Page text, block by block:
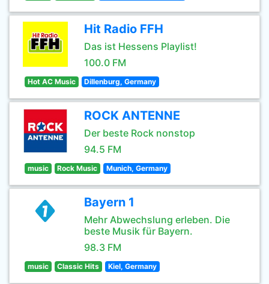
Hit Radio FFH
Das ist Hessens Playlist!
100.0 FM
Hot AC Music Dillenburg, Germany
ROCK ANTENNE
Der beste Rock nonstop
94.5 FM
music Rock Music Munich, Germany
Bayern 1
Mehr Abwechslung erleben. Die
beste Musik für Bayern.
98.3 FM
music Classic Hits Kiel, Germany